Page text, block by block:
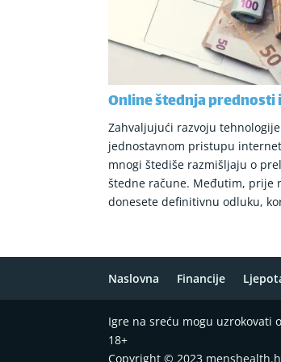
Online štednja prednosti
Zahvaljujući razvoju
jednostavnom pristupu
mnogi štediše razmišljaju o
štedne račune. Međutim, prije
donesete definitivnu odluku,
Naslovna Financije
Igre na sreću mogu uzrokovati
18+
Copyright © 2023